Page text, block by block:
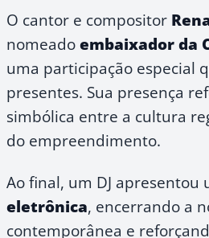
O cantor e compositor
nomeadoembaixador da
uma participação especial
presentes. Sua presença
simbólica entre a cultura
do empreendimento.
Ao final, um DJ apresentou
eletrônica, encerrando a
contemporânea e